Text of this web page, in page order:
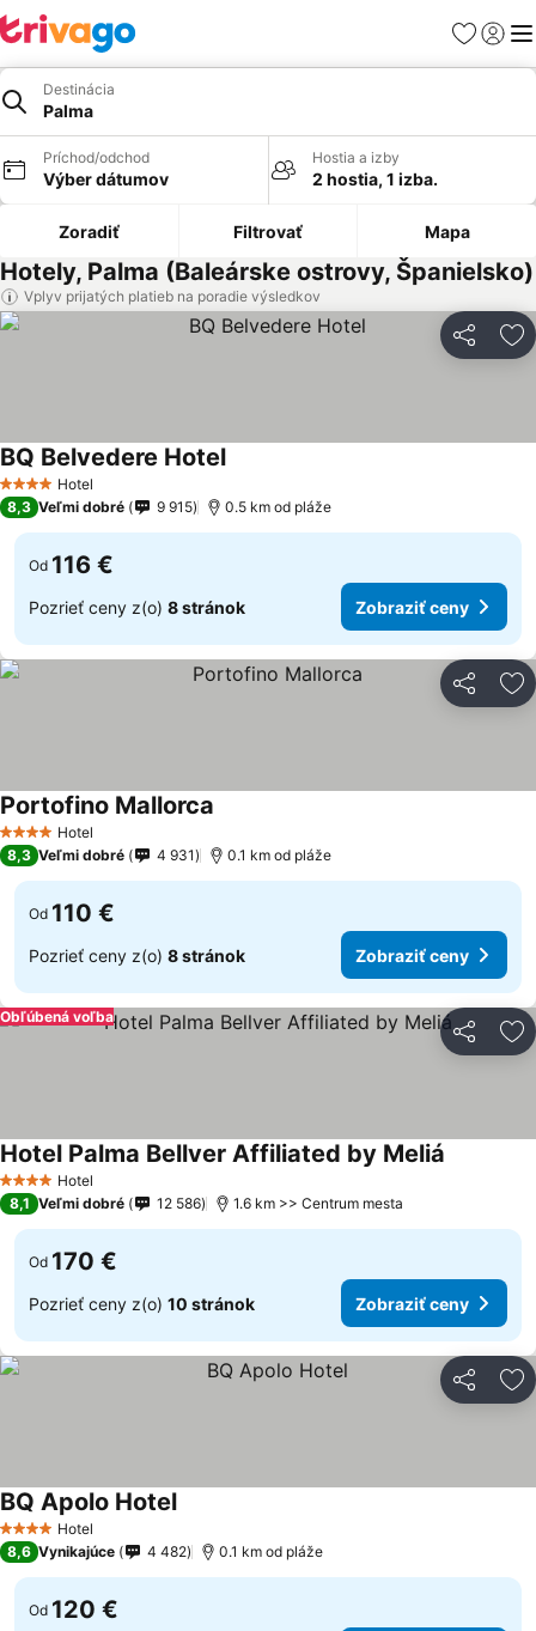
Obľúbené
Destinácia
Palma
Príchod/odchod
Výber dátumov
Hostia a izby
2 hostia, 1 izba.
Zoradiť Filtrovať Mapa
Hotely, Palma (Baleárske ostrovy, Španielsko)
Vplyv prijatých platieb na poradie výsledkov
Zdieľať
4 Počet hviezdičiek
Hotel
BQ Belvedere Hotel
8,3 Veľmi dobré 9 915 0.5 km od pláže
Od 116 €
Pozrieť ceny z(o) 8 stránok Zobraziť ceny
Zdieľať
4 Počet hviezdičiek
Hotel
Portofino Mallorca
8,3 Veľmi dobré 4 931 0.1 km od pláže
Od 110 €
Pozrieť ceny z(o) 8 stránok Zobraziť ceny
Zdieľať
Obľúbená voľba
4 Počet hviezdičiek
Hotel
Hotel Palma Bellver Affiliated by Meliá
8,1 Veľmi dobré 12 586 1.6 km >> Centrum mesta
Od 170 €
Pozrieť ceny z(o) 10 stránok Zobraziť ceny
Zdieľať
4 Počet hviezdičiek
Hotel
BQ Apolo Hotel
8,6 Vynikajúce 4 482 0.1 km od pláže
Od 120 €